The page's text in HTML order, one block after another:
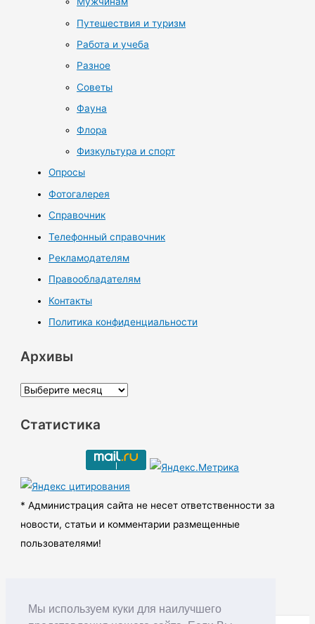
Мы используем куки для наилучшего
Путешествия и туризм
Работа и учеба
Разное
Советы
Фауна
Флора
Физкультура и спорт
Опросы
Фотогалерея
Справочник
Телефонный справочник
Рекламодателям
Правообладателям
Контакты
Политика конфиденциальности
Архивы
А
х
ы
Статистика
* Администрация сайта не несет ответственности за
новости, статьи и комментарии размещенные
пользователями!